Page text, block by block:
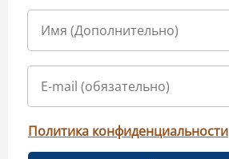
Политика конфиденциальности